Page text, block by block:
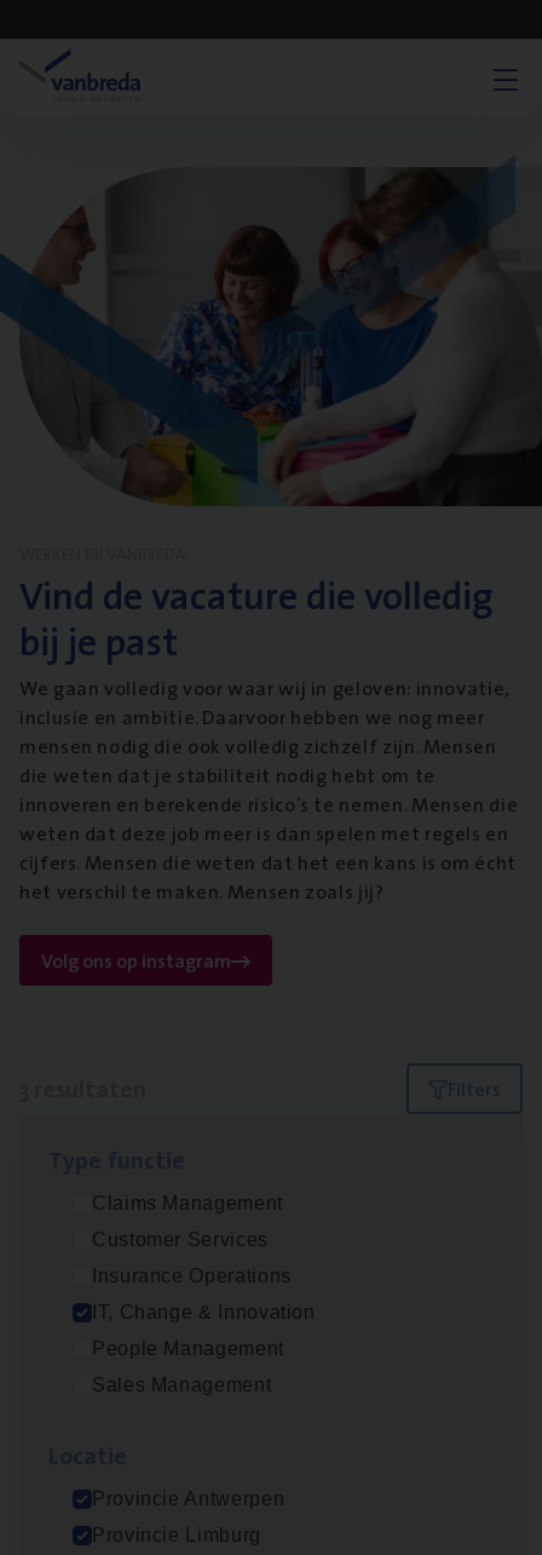
Vind de vacature die volledig
bij je past
We gaan volledig voor waar wij in geloven: innovatie,
inclusie en ambitie. Daarvoor hebben we nog meer
mensen nodig die ook volledig zichzelf zijn. Mensen
die weten dat je stabiliteit nodig hebt om te
innoveren en berekende risico’s te nemen. Mensen die
weten dat deze job meer is dan spelen met regels en
cijfers. Mensen die weten dat het een kans is om écht
het verschil te maken. Mensen zoals jij?
Volg ons op instagram
Filters
Claims Management
Customer Services
Insurance Operations
IT, Change & Innovation
People Management
Sales Management
Provincie Antwerpen
Provincie Limburg
Test Ana­lyst
IT, Change & Innovation
Antwerpen
(Agi­le)IT Pro­ject Manager